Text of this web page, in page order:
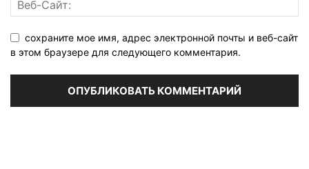
сохраните мое имя, адрес электронной почты и веб-сайт
в этом браузере для следующего комментария.